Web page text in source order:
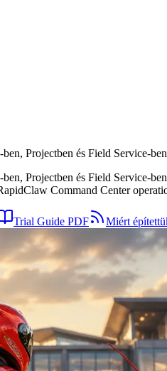
Projectben és Field Service-
Projectben és Field Service-
Command Center
Trial Guide PDF Miért